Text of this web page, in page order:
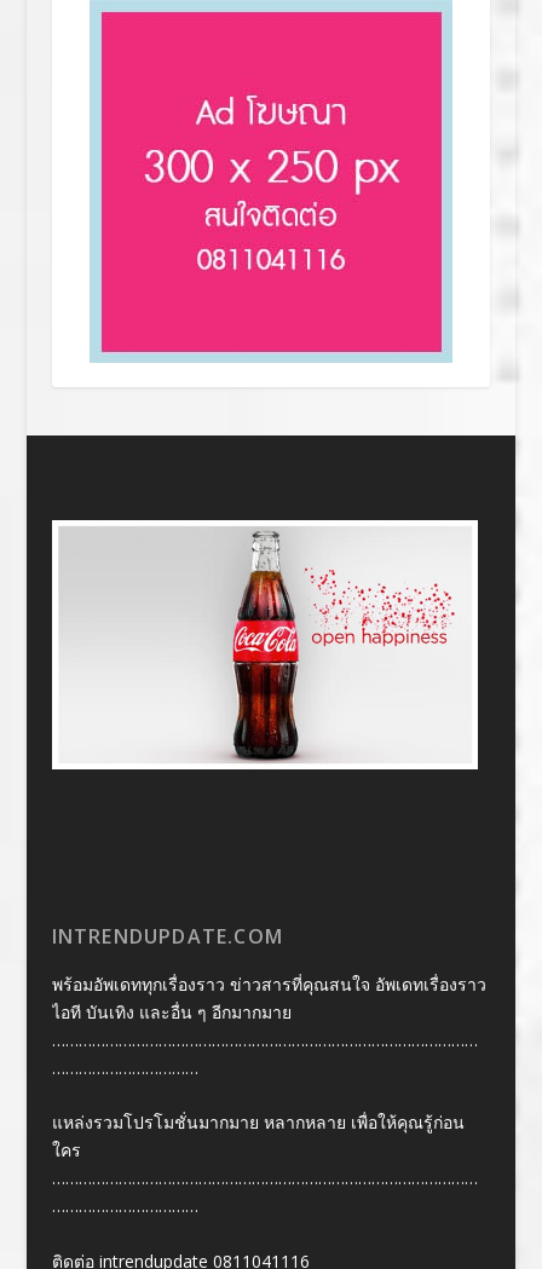
INTRENDUPDATE.COM
พร้อมอัพเดททุกเรื่องราว ข่าวสารที่คุณสนใจ อัพเดทเรื่องราว
ไอที บันเทิง และอื่น ๆ อีกมากมาย
……………………………………………………………………………………
……………………………
แหล่งรวมโปรโมชั่นมากมาย หลากหลาย เพื่อให้คุณรู้ก่อน
ใคร
……………………………………………………………………………………
……………………………
ติดต่อ intrendupdate 0811041116